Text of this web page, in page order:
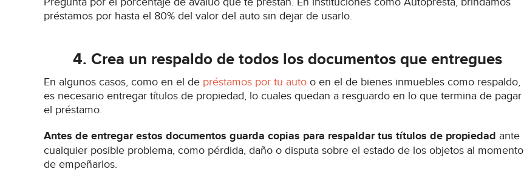
préstamos por hasta el 80% del valor del auto sin dejar de usarlo.
4. Crea un respaldo de todos los documentos que entregues
En algunos casos, como en el de préstamos por tu auto o en el de bienes inmuebles como respaldo,
es necesario entregar títulos de propiedad, lo cuales quedan a resguardo en lo que termina de pagar
el préstamo.
Antes de entregar estos documentos guarda copias para respaldar tus títulos de propiedad ante
cualquier posible problema, como pérdida, daño o disputa sobre el estado de los objetos al momento
de empeñarlos.